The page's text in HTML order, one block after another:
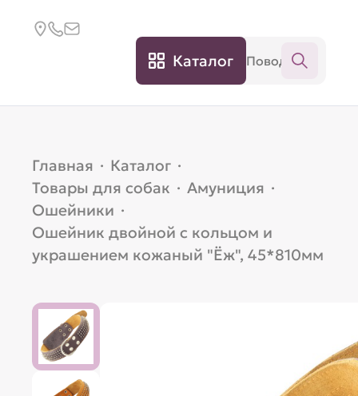
Каталог
Главная · Каталог ·
Товары для собак · Амуниция ·
Ошейники ·
Ошейник двойной c кольцом и
украшением кожаный "Ёж", 45*810мм